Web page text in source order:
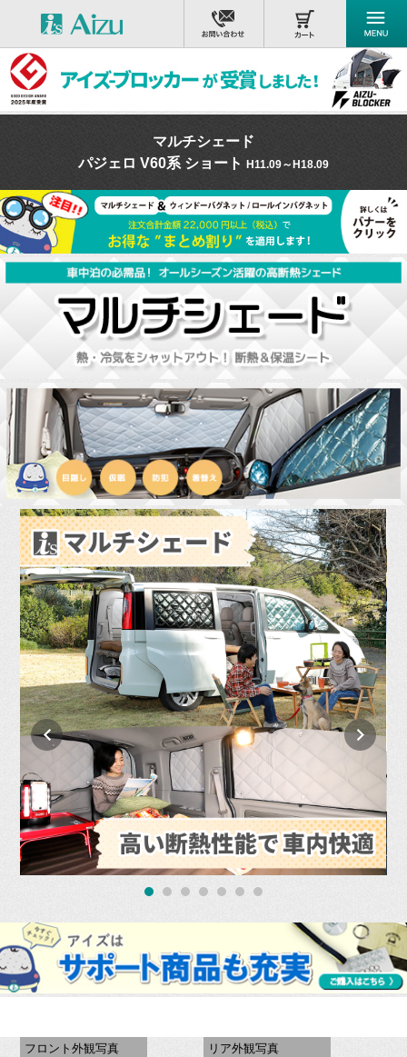
マルチシェード
パジェロ V60系 ショート
H11.09～H18.09
フロント外観写真 リア外観写真